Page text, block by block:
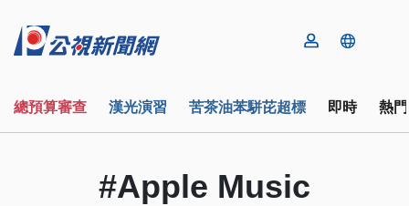
總預算審查 漢光演習 苦茶油苯駢芘超標 即時 熱
#Apple Music